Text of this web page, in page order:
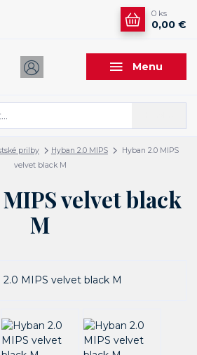
Menu
0 ks
0,00 €
prilby Hyban 2.0 MIPS
Hyban 2.0 MIPS
velvet black M
velvet black
M